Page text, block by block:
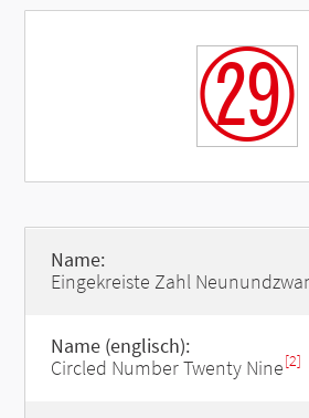
㉙
Name:
Eingekreiste Zahl
Name (englisch):
Circled Number Twenty Nine[2]